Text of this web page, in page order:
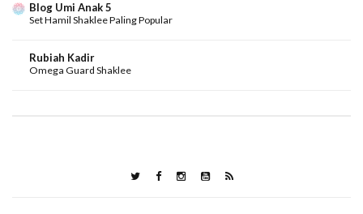
Blog Umi Anak 5
Set Hamil Shaklee Paling Popular
Rubiah Kadir
Omega Guard Shaklee